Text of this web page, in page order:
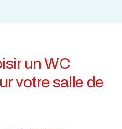
un WC
votre salle de